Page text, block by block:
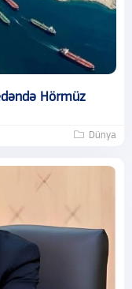
Hörmüz
Dünya